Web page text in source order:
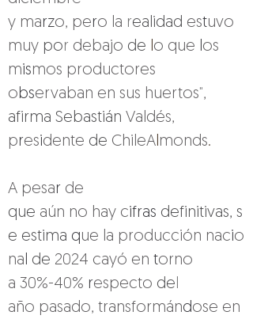
y marzo, pero la realidad estuvo
muy por debajo de lo que los
mismos productores
observaban en sus huertos",
afirma Sebastián Valdés,
presidente de ChileAlmonds.
A pesar de
que aún no hay cifras definitivas, s
e estima que la producción nacio
nal de 2024 cayó en torno
a 30%-40% respecto del
año pasado, transformándose en